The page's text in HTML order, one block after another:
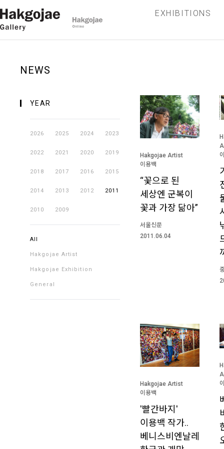
EXHIBITIONS
NEWS
YEAR
2026 2025 2024 2023
2022 2021 2020 2019
2018 2017 2016 2015
2014 2013 2012 2011
2010 2009
All
Hakgojae Artist
Hakgojae Exhibition
General
Hakgojae Artist
이용백
“꽃으로 된
세상엔 군복이
꽃과 가장 닮아”
서울신문
2011.06.04
Hakgojae Artist
이용백
'빨간바지'
이용백 작가..
베니스비엔날레